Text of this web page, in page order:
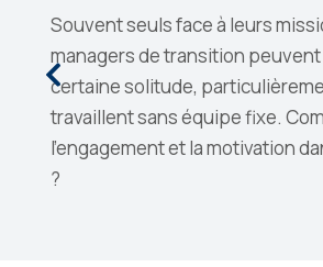
Souvent seuls face à leurs
managers de transition
certaine solitude,
travaillent sans équipe fixe.
l’engagement et la motivation
?